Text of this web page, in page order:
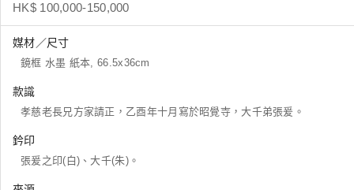
HK$ 100,000-150,000
媒材／尺寸
鏡框 水墨 紙本, 66.5x36cm
款識
孝慈老長兄方家請正，乙酉年十月寫於昭覺寺，大千弟張爰。
鈐印
張爰之印(白)、大千(朱)。